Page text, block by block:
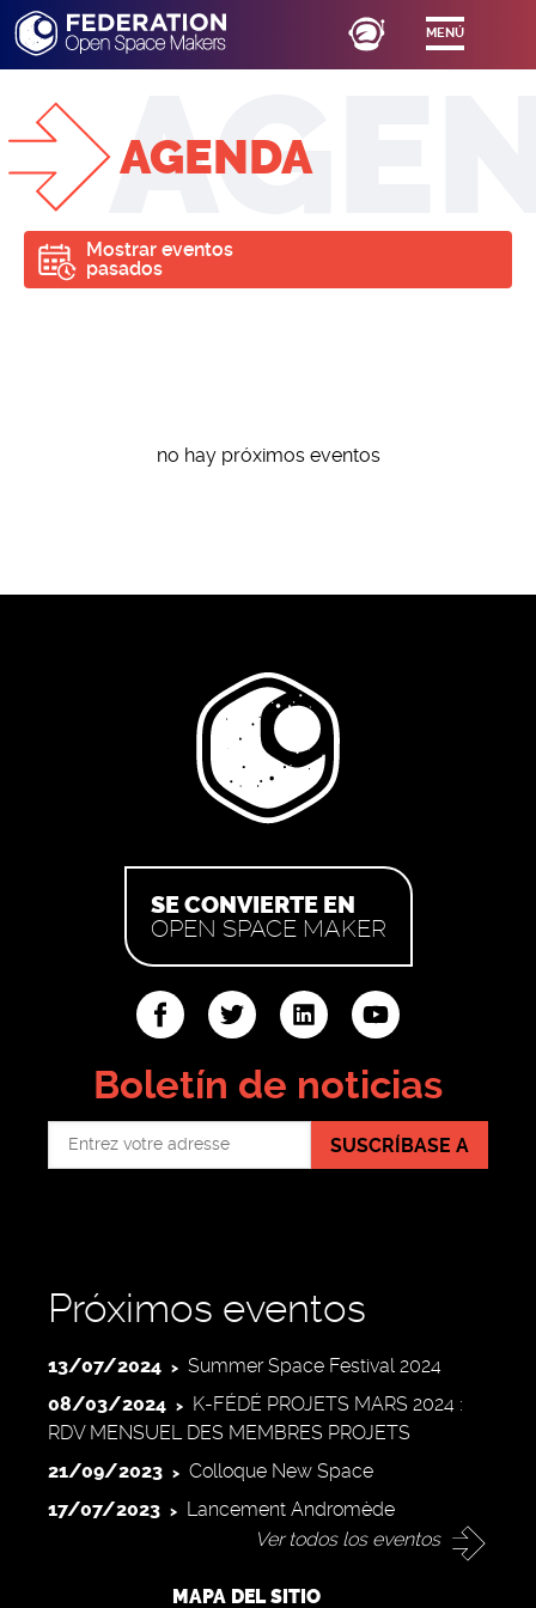
MENÚ
AGENDA
Mostrar eventos
pasados
no hay próximos eventos
Próximos eventos
13/07/2024
Summer Space Festival 2024
08/03/2024
K-FÉDÉ PROJETS MARS 2024 :
RDV MENSUEL DES MEMBRES PROJETS
21/09/2023
Colloque New Space
17/07/2023
Lancement Andromède
Ver todos los eventos
SE CONVIERTE EN
OPEN SPACE MAKER
youtube
Boletín de noticias
SUSCRÍBASE A
MAPA DEL SITIO